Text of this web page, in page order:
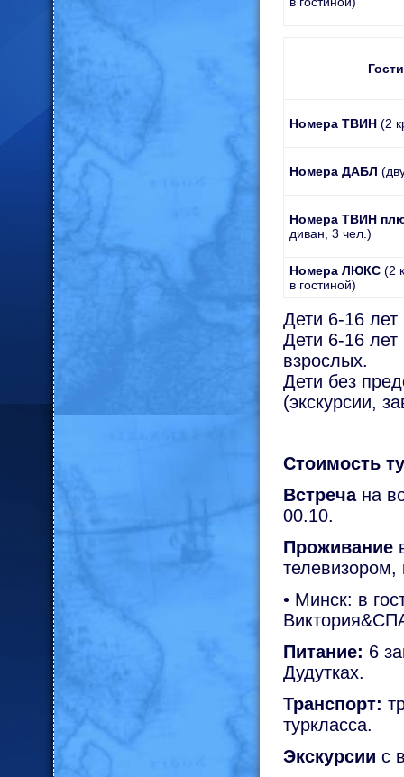
Номера ТВИН (2
Номера ДАБЛ
Номера ТВИН
диван, 3 чел.)
Номера ЛЮКС (2
в гостиной)
Дети 6-16
Дети 6-16
взрослых.
Дети без
(экскурсии,
Стоимость
Встречана
00.10.
Проживание
• Минск: в
Питание: 6
Дудутках.
Транспорт:
туркласса.
Экскурсии с